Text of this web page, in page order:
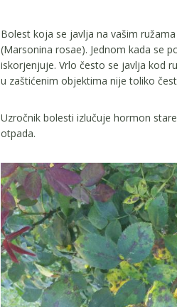
Bolest koja se javlja na vašim
(Marsonina rosae). Jednom kada se
iskorjenjuje. Vrlo često se javlja kod
u zaštićenim objektima nije toliko
Uzročnik bolesti izlučuje hormon
otpada.